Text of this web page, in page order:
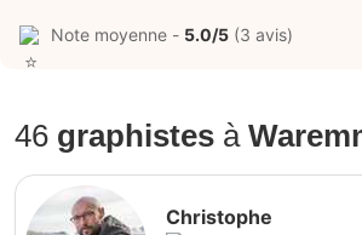
Note moyenne - 5.0/5 (3 avis)
46 graphistes à
Christophe